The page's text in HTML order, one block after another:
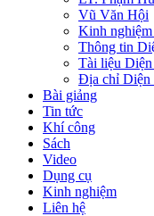
Vũ Văn Hội
Kinh nghiệm
Thông tin
Tài liệu Diện
Địa chỉ Diện
Bài giảng
Tin tức
Khí công
Sách
Video
Dụng cụ
Kinh nghiệm
Liên hệ